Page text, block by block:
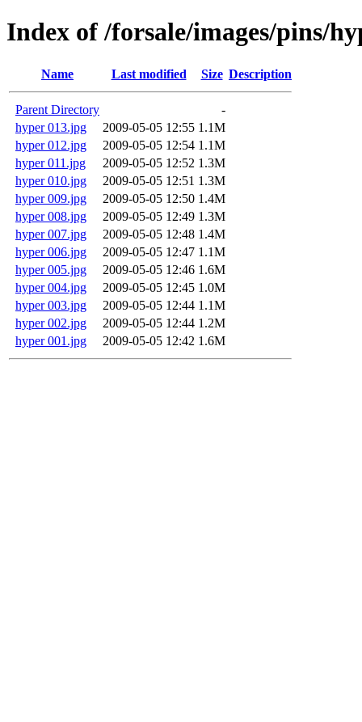
Index of /forsale/images/pins/
Name Last modified Size Description
Parent Directory
-
hyper 013.jpg
2009-05-05 12:55 1.1M
hyper 012.jpg
2009-05-05 12:54 1.1M
hyper 011.jpg
2009-05-05 12:52 1.3M
hyper 010.jpg
2009-05-05 12:51 1.3M
hyper 009.jpg
2009-05-05 12:50 1.4M
hyper 008.jpg
2009-05-05 12:49 1.3M
hyper 007.jpg
2009-05-05 12:48 1.4M
hyper 006.jpg
2009-05-05 12:47 1.1M
hyper 005.jpg
2009-05-05 12:46 1.6M
hyper 004.jpg
2009-05-05 12:45 1.0M
hyper 003.jpg
2009-05-05 12:44 1.1M
hyper 002.jpg
2009-05-05 12:44 1.2M
hyper 001.jpg
2009-05-05 12:42 1.6M